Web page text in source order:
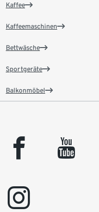
Kaffee
Kaffeemaschinen
Bettwäsche
Sportgeräte
Balkonmöbel
facebook youtube
instagram